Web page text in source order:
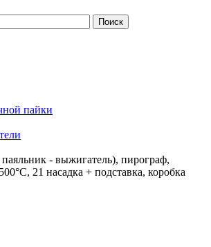
Поиск
пайки
- выжигатель), пирограф,
21 насадка + подставка, коробка